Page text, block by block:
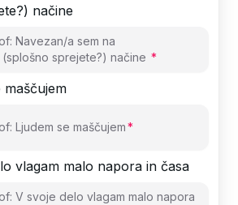
načine
Navezan/a sem na
sprejete?) načine
maščujem
Ljudem se maščujem
vlagam malo napora in časa
V svoje delo vlagam malo napora